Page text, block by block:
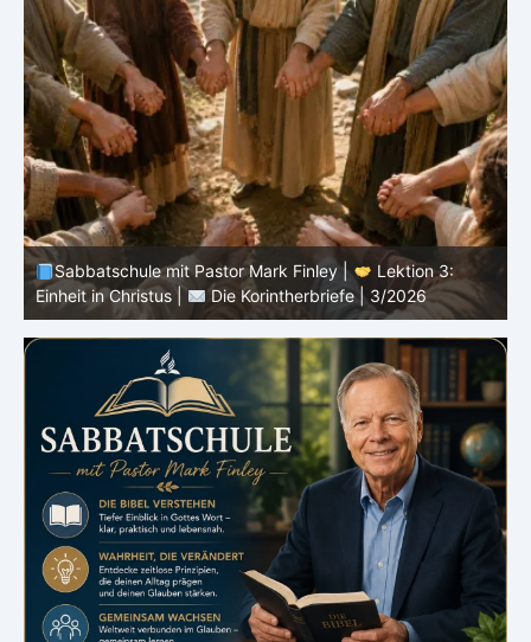
Sabbatschule mit Pastor Mark Finley |
Lektion 2: Die
Botschaft vom Kreuz |
Die Korintherbriefe | 3/2026